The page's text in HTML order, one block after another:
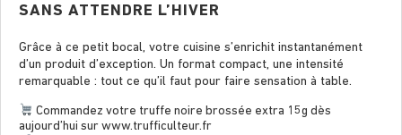
SANS ATTENDRE L’HIVER
Grâce à ce petit bocal, votre cuisine s’enrichit instantanément
d’un produit d’exception. Un format compact, une intensité
remarquable : tout ce qu’il faut pour faire sensation à table.
Commandez votre truffe noire brossée extra 15g dès
aujourd’hui sur www.trufﬁculteur.fr